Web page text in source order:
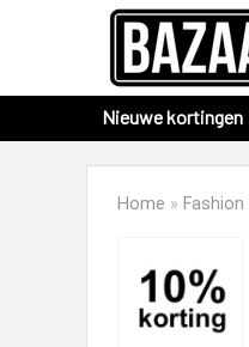
Nieuwe kortingen
Home » Fashion